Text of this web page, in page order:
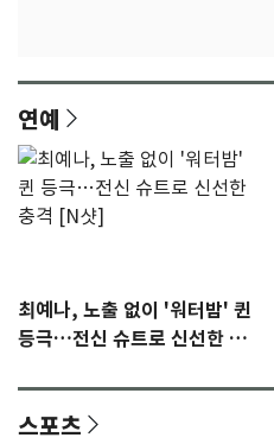
연예
최예나, 노출 없이 '워터밤' 퀸
등극…전신 슈트로 신선한 충
스포츠